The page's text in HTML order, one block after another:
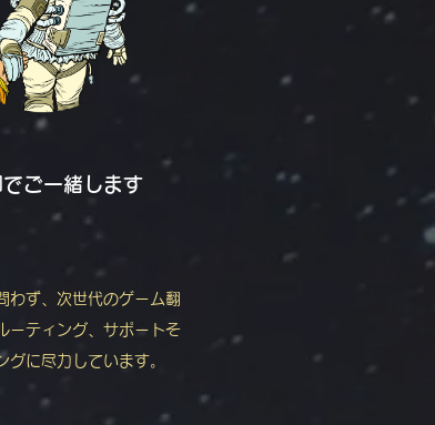
ご一緒します
わず、次世代のゲーム翻
ーティング、サポートそ
グに尽力しています。